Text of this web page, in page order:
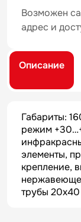
Возможен
адрес и
Описание
Габариты:
режим
элементы,
крепление,
трубы 20х40